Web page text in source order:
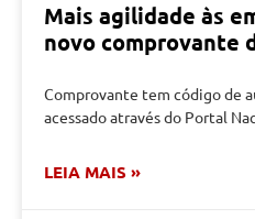
Mais agilidade às
novo comprovante
Comprovante tem código de
acessado através do Portal
LEIA MAIS »